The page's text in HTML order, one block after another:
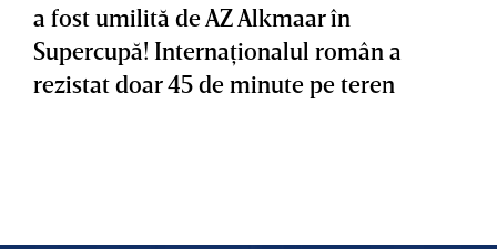
a fost umilită de AZ Alkmaar în
Supercupă! Internaţionalul român a
rezistat doar 45 de minute pe teren